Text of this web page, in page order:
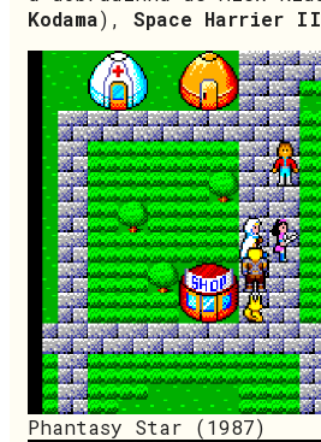
Kodama), Space Harrier II
Phantasy Star (1987)